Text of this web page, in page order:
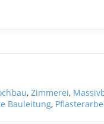
, Zimmerei,
Bauleitung,